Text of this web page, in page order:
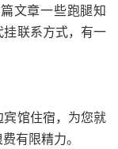
文章一些跑腿知
联系方式，有一
馆住宿，为您就
有限精力。